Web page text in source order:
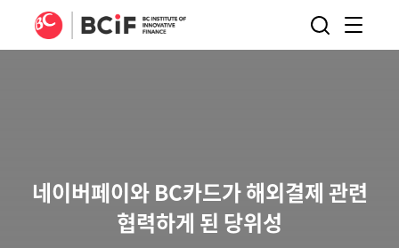
BCIF
메뉴
열기
검색
네이버페이와 BC카드가 해외결제 관련
협력하게 된 당위성